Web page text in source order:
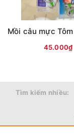
45.000₫
Tìm kiếm nhiều: